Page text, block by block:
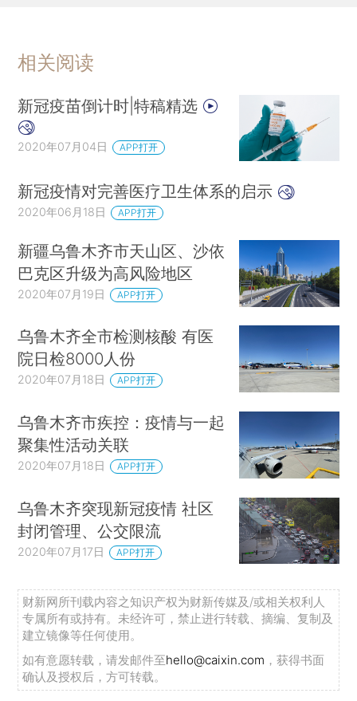
相关阅读
新冠疫苗倒计时|特稿精选
2020年07月04日 APP打开
新冠疫情对完善医疗卫生体系的启示
2020年06月18日 APP打开
新疆乌鲁木齐市天山区、沙依
巴克区升级为高风险地区
2020年07月19日 APP打开
乌鲁木齐全市检测核酸 有医
院日检8000人份
2020年07月18日 APP打开
乌鲁木齐市疾控：疫情与一起
聚集性活动关联
2020年07月18日 APP打开
乌鲁木齐突现新冠疫情 社区
封闭管理、公交限流
2020年07月17日 APP打开
财新网所刊载内容之知识产权为财新传媒及/或相关权利人
专属所有或持有。未经许可，禁止进行转载、摘编、复制及
建立镜像等任何使用。
如有意愿转载，请发邮件至hello@caixin.com ，获得书面
确认及授权后，方可转载。